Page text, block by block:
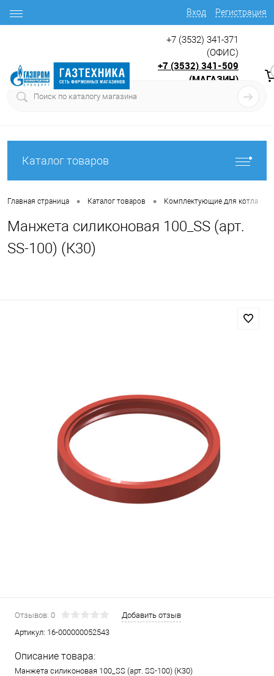
Вход Регистрация
+7 (3532) 341-371
(ОФИС)
+7 (3532) 341-509
(МАГАЗИН)
Каталог товаров
Главная страница • Каталог товаров • Комплектующие для котла
Манжета силиконовая 100_SS (арт.
SS-100) (К30)
Отзывов: 0
Добавить отзыв
Артикул: 16-000000052543
Описание товара:
Манжета силиконовая 100_SS (арт. SS-100) (К30)